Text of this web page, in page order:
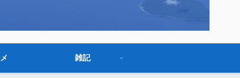
雑記